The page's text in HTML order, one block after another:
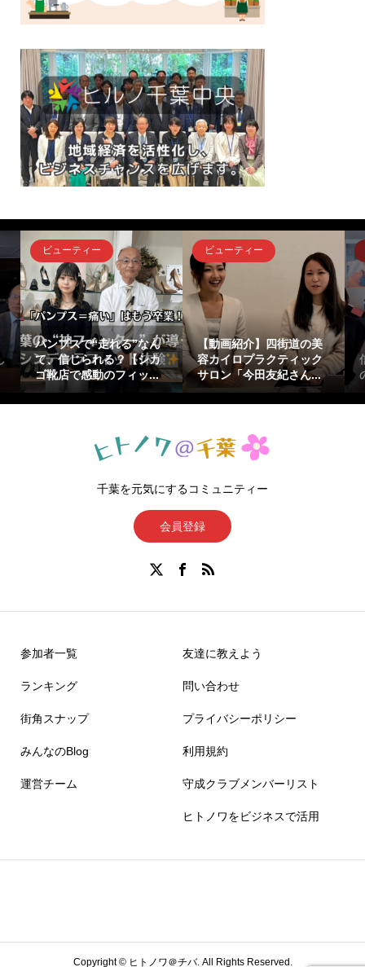
ビューティー
パンプスで“走れる”なん
て、信じられる？【シカ
ゴ靴店で感動のフィッ...
ビューティー
【動画紹介】四街道の美
容カイロプラクティック
サロン「今田友紀さん...
千葉を元気にするコミュニティー
会員登録
参加者一覧
ランキング
街角スナップ
みんなのBlog
運営チーム
友達に教えよう
問い合わせ
プライバシーポリシー
利用規約
守成クラブメンバーリスト
ヒトノワをビジネスで活用
Copyright ©ヒトノワ＠チバ. All Rights Reserved.